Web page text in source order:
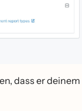
dass er deinem